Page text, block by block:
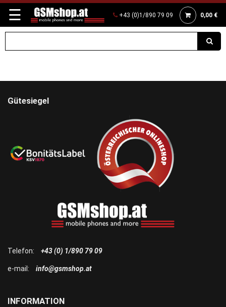
☰ +43 (0)1/890 79 09 0,00 €
INFORMATION
Telefon: +43 (0) 1/890 79 09
e-mail: info@gsmshop.at
Gütesiegel